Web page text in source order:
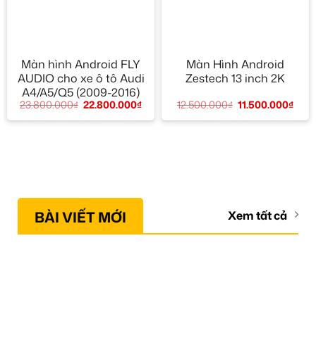
Màn hình Android FLY
AUDIO cho xe ô tô Audi
A4/A5/Q5 (2009-2016)
23.800.000₫ 22.800.000₫
Màn Hình Android
Zestech 13 inch 2K
12.500.000₫ 11.500.000₫
BÀI VIẾT MỚI Xem tất cả